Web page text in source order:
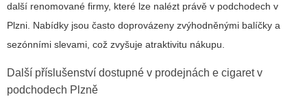
další renomované firmy, které lze nalézt právě v podchodech v
Plzni. Nabídky jsou často doprovázeny zvýhodněnými balíčky a
sezónními slevami, což zvyšuje atraktivitu nákupu.
Další příslušenství dostupné v prodejnách e cigaret v
podchodech Plzně